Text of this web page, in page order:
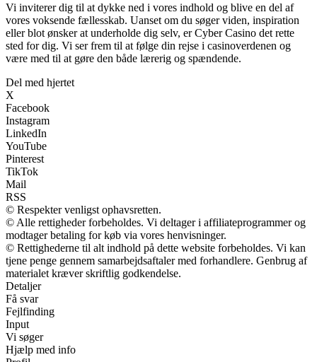
Vi inviterer dig til at dykke ned i vores indhold og blive en del af
vores voksende fællesskab. Uanset om du søger viden, inspiration
eller blot ønsker at underholde dig selv, er Cyber Casino det rette
sted for dig. Vi ser frem til at følge din rejse i casinoverdenen og
være med til at gøre den både lærerig og spændende.
Del med hjertet
X
Facebook
Instagram
LinkedIn
YouTube
Pinterest
TikTok
Mail
RSS
© Respekter venligst ophavsretten.
© Alle rettigheder forbeholdes. Vi deltager i affiliateprogrammer og
modtager betaling for køb via vores henvisninger.
© Rettighederne til alt indhold på dette website forbeholdes. Vi kan
tjene penge gennem samarbejdsaftaler med forhandlere. Genbrug af
materialet kræver skriftlig godkendelse.
Detaljer
Få svar
Fejlfinding
Input
Vi søger
Hjælp med info